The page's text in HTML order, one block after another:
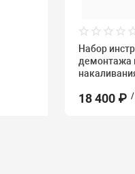
Набор
демонтажа
18 400 ₽